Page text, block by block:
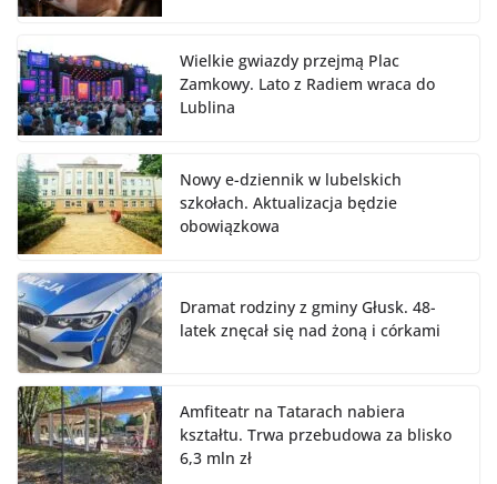
Wielkie gwiazdy przejmą Plac
Zamkowy. Lato z Radiem wraca do
Lublina
Nowy e-dziennik w lubelskich
szkołach. Aktualizacja będzie
obowiązkowa
Dramat rodziny z gminy Głusk. 48-
latek znęcał się nad żoną i córkami
Amfiteatr na Tatarach nabiera
kształtu. Trwa przebudowa za blisko
6,3 mln zł